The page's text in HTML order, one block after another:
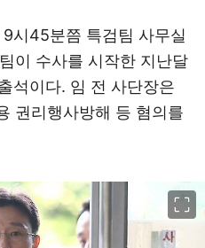
시45분쯤 특검팀 사무실
이 수사를 시작한 지난달
석이다. 임 전 사단장은
권리행사방해 등 혐의를